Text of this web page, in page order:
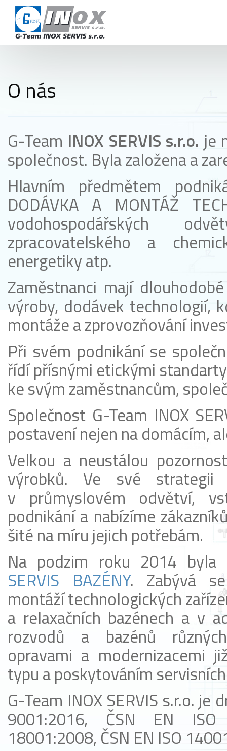
O nás
G-Team INOX SERVIS s.r.o. je
společnost. Byla založena a
Hlavním předmětem
DODÁVKA A MONTÁŽ
vodohospodářských
zpracovatelského a
energetiky atp.
Zaměstnanci mají
výroby, dodávek technologií,
montáže a zprovozňování
Při svém podnikání se
řídí přísnými etickými
ke svým zaměstnancům,
Společnost G-Team INOX
postavení nejen na domácím,
Velkou a neustálou
výrobků. Ve své
v průmyslovém odvětví,
podnikání a nabízíme
šité na míru jejich potřebám.
Na podzim roku 2014
SERVIS BAZÉNY. Zabývá
montáží technologických
a relaxačních bazénech a v
rozvodů a bazénů
opravami a modernizacemi
typu a poskytováním
G-Team INOX SERVIS s.r.o.
9001:2016, ČSN EN ISO
18001:2008, ČSN EN ISO